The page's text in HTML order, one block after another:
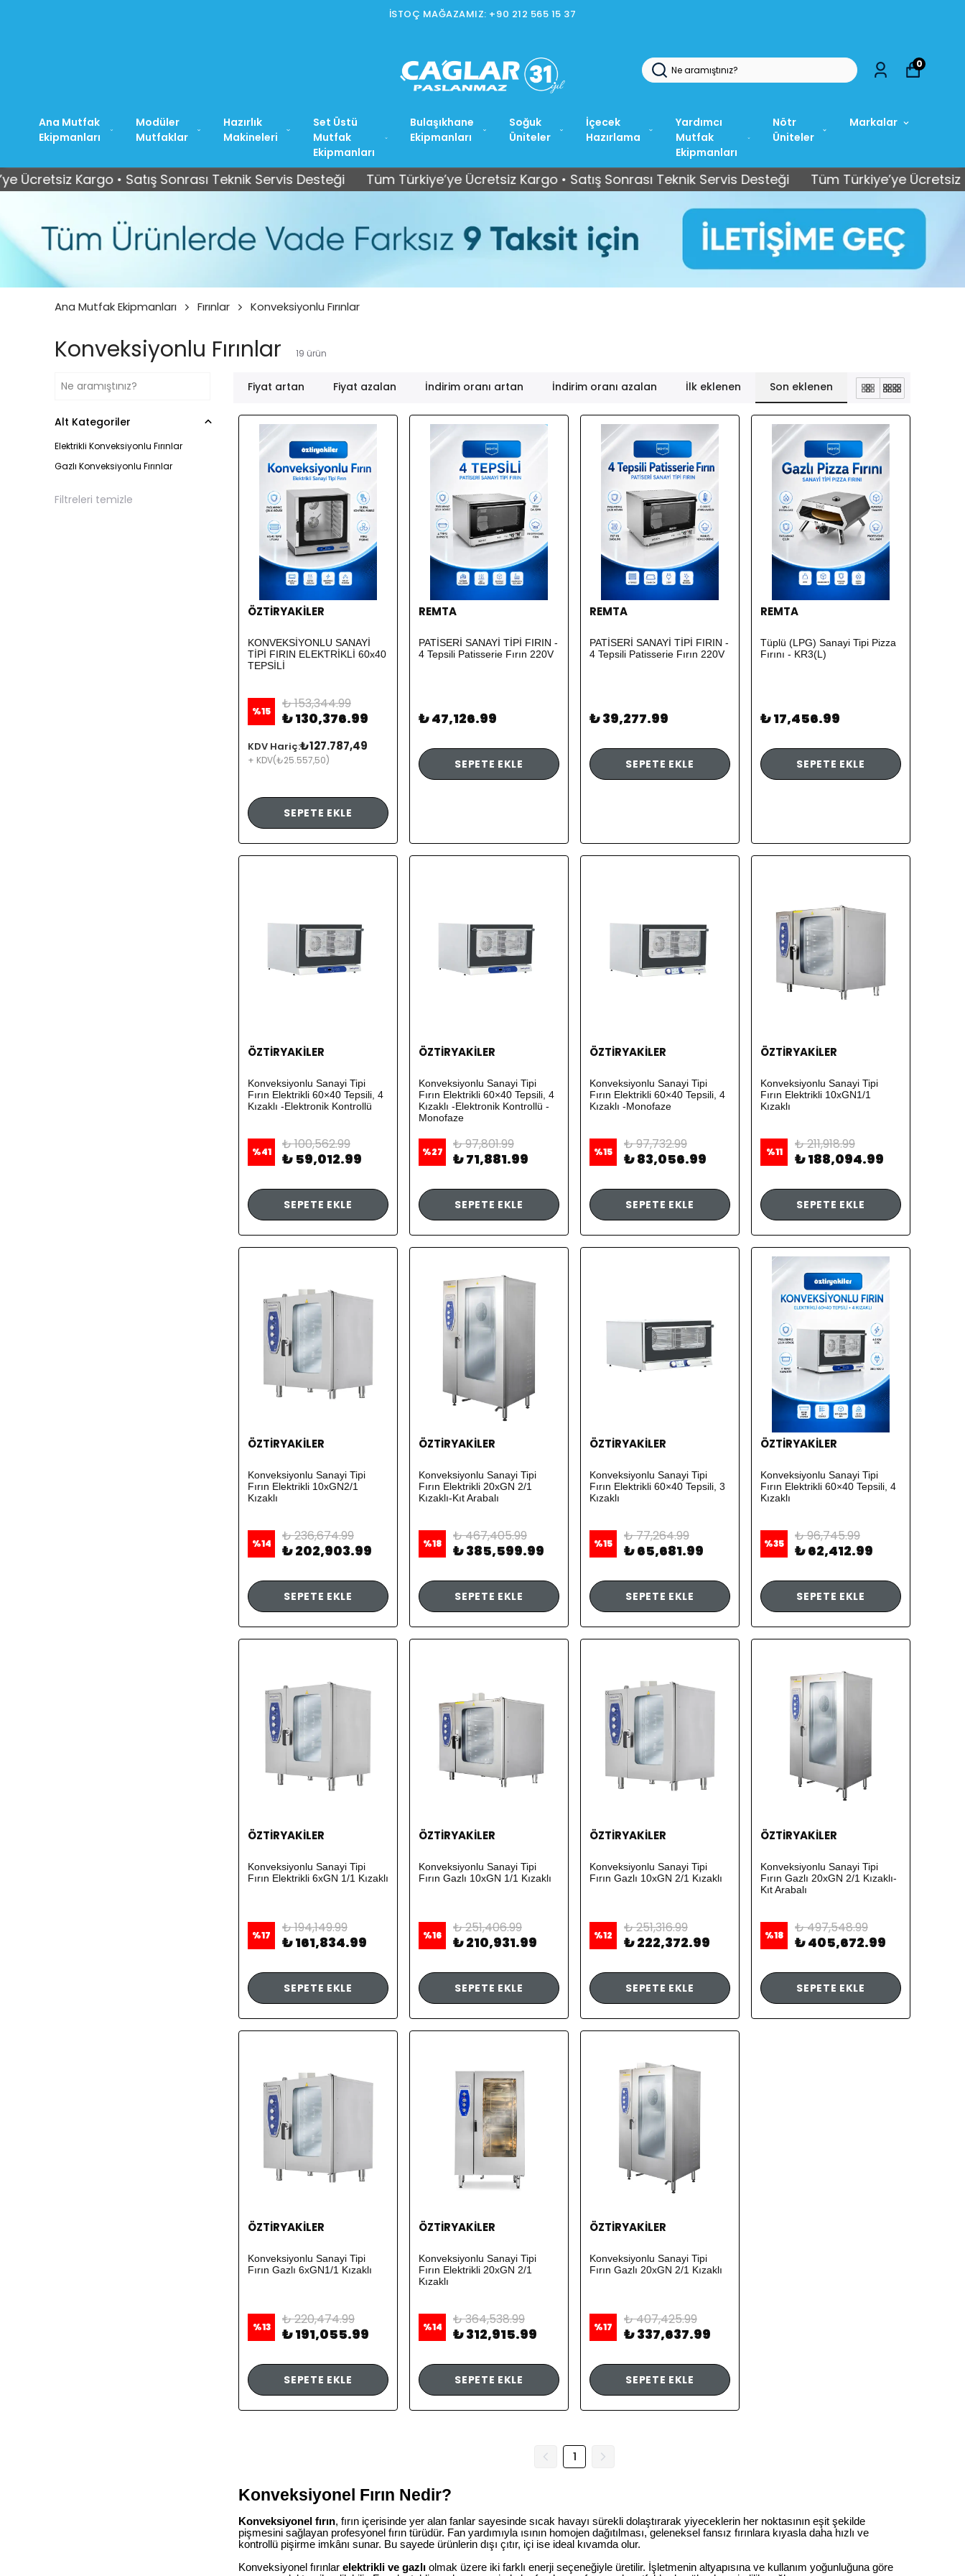
İSTOÇ MAĞAZAMIZ: +90 212 565 15 37
Ana Mutfak
Ekipmanları
Modüler
Mutfaklar
Hazırlık
Makineleri
Set Üstü
Mutfak
Ekipmanları
Bulaşıkhane
Ekipmanları
Soğuk
Üniteler
İçecek
Hazırlama
Yardımcı
Mutfak
Ekipmanları
Nötr
Üniteler
Markalar
0
• Satış Sonrası Teknik Servis Desteği Tüm Türkiye’ye Ücretsiz Kargo • Satış Sonrası Teknik Servis Desteği Tüm Türkiye’ye Ücretsiz Kargo •
Ana Mutfak Ekipmanları Fırınlar Konveksiyonlu Fırınlar
Konveksiyonlu Fırınlar 19 ürün
Fiyat artan Fiyat azalan İndirim oranı artan İndirim oranı azalan İlk eklenen Son eklenen
Alt Kategoriler
Elektrikli Konveksiyonlu Fırınlar
Gazlı Konveksiyonlu Fırınlar
Filtreleri temizle
ÖZTİRYAKİLER
KONVEKSİYONLU SANAYİ
TİPİ FIRIN ELEKTRİKLİ 60x40
TEPSİLİ
%15 ₺ 153,344.99
₺ 130,376.99
KDV Hariç:₺127.787,49
+ KDV(₺25.557,50)
SEPETE EKLE
REMTA
PATİSERİ SANAYİ TİPİ FIRIN -
4 Tepsili Patisserie Fırın 220V
₺ 47,126.99
SEPETE EKLE
REMTA
PATİSERİ SANAYİ TİPİ FIRIN -
4 Tepsili Patisserie Fırın 220V
₺ 39,277.99
SEPETE EKLE
REMTA
Tüplü (LPG) Sanayi Tipi Pizza
Fırını - KR3(L)
₺ 17,456.99
SEPETE EKLE
ÖZTİRYAKİLER
Konveksiyonlu Sanayi Tipi
Fırın Elektrikli 60×40 Tepsili, 4
Kızaklı -Elektronik Kontrollü
%41 ₺ 100,562.99
₺ 59,012.99
SEPETE EKLE
ÖZTİRYAKİLER
Konveksiyonlu Sanayi Tipi
Fırın Elektrikli 60×40 Tepsili, 4
Kızaklı -Elektronik Kontrollü -
Monofaze
%27 ₺ 97,801.99
₺ 71,881.99
SEPETE EKLE
ÖZTİRYAKİLER
Konveksiyonlu Sanayi Tipi
Fırın Elektrikli 60×40 Tepsili, 4
Kızaklı -Monofaze
%15 ₺ 97,732.99
₺ 83,056.99
SEPETE EKLE
ÖZTİRYAKİLER
Konveksiyonlu Sanayi Tipi
Fırın Elektrikli 10xGN1/1
Kızaklı
%11 ₺ 211,918.99
₺ 188,094.99
SEPETE EKLE
ÖZTİRYAKİLER
Konveksiyonlu Sanayi Tipi
Fırın Elektrikli 10xGN2/1
Kızaklı
%14 ₺ 236,674.99
₺ 202,903.99
SEPETE EKLE
ÖZTİRYAKİLER
Konveksiyonlu Sanayi Tipi
Fırın Elektrikli 20xGN 2/1
Kızaklı-Kıt Arabalı
%18 ₺ 467,405.99
₺ 385,599.99
SEPETE EKLE
ÖZTİRYAKİLER
Konveksiyonlu Sanayi Tipi
Fırın Elektrikli 60×40 Tepsili, 3
Kızaklı
%15 ₺ 77,264.99
₺ 65,681.99
SEPETE EKLE
ÖZTİRYAKİLER
Konveksiyonlu Sanayi Tipi
Fırın Elektrikli 60×40 Tepsili, 4
Kızaklı
%35 ₺ 96,745.99
₺ 62,412.99
SEPETE EKLE
ÖZTİRYAKİLER
Konveksiyonlu Sanayi Tipi
Fırın Elektrikli 6xGN 1/1 Kızaklı
%17 ₺ 194,149.99
₺ 161,834.99
SEPETE EKLE
ÖZTİRYAKİLER
Konveksiyonlu Sanayi Tipi
Fırın Gazlı 10xGN 1/1 Kızaklı
%16 ₺ 251,406.99
₺ 210,931.99
SEPETE EKLE
ÖZTİRYAKİLER
Konveksiyonlu Sanayi Tipi
Fırın Gazlı 10xGN 2/1 Kızaklı
%12 ₺ 251,316.99
₺ 222,372.99
SEPETE EKLE
ÖZTİRYAKİLER
Konveksiyonlu Sanayi Tipi
Fırın Gazlı 20xGN 2/1 Kızaklı-
Kıt Arabalı
%18 ₺ 497,548.99
₺ 405,672.99
SEPETE EKLE
ÖZTİRYAKİLER
Konveksiyonlu Sanayi Tipi
Fırın Gazlı 6xGN1/1 Kızaklı
%13 ₺ 220,474.99
₺ 191,055.99
SEPETE EKLE
ÖZTİRYAKİLER
Konveksiyonlu Sanayi Tipi
Fırın Elektrikli 20xGN 2/1
Kızaklı
%14 ₺ 364,538.99
₺ 312,915.99
SEPETE EKLE
ÖZTİRYAKİLER
Konveksiyonlu Sanayi Tipi
Fırın Gazlı 20xGN 2/1 Kızaklı
%17 ₺ 407,425.99
₺ 337,637.99
SEPETE EKLE
1
Konveksiyonel Fırın Nedir?
Konveksiyonel fırın, fırın içerisinde yer alan fanlar sayesinde sıcak havayı sürekli dolaştırarak yiyeceklerin her noktasının eşit şekilde
pişmesini sağlayan profesyonel fırın türüdür. Fan yardımıyla ısının homojen dağıtılması, geleneksel fansız fırınlara kıyasla daha hızlı ve
kontrollü pişirme imkânı sunar. Bu sayede ürünlerin dışı çıtır, içi ise ideal kıvamda olur.
Konveksiyonel fırınlar elektrikli ve gazlı olmak üzere iki farklı enerji seçeneğiyle üretilir. İşletmenin altyapısına ve kullanım yoğunluğuna göre